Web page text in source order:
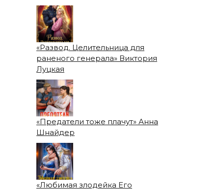
«Развод. Целительница для
раненого генерала» Виктория
Луцкая
«Предатели тоже плачут» Анна
Шнайдер
«Любимая злодейка Его